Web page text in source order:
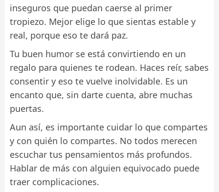
inseguros que puedan caerse al primer
tropiezo. Mejor elige lo que sientas estable y
real, porque eso te dará paz.
Tu buen humor se está convirtiendo en un
regalo para quienes te rodean. Haces reír, sabes
consentir y eso te vuelve inolvidable. Es un
encanto que, sin darte cuenta, abre muchas
puertas.
Aun así, es importante cuidar lo que compartes
y con quién lo compartes. No todos merecen
escuchar tus pensamientos más profundos.
Hablar de más con alguien equivocado puede
traer complicaciones.